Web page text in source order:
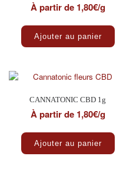
À partir de 1,80€/g
Ajouter au panier
CANNATONIC CBD 1g
À partir de 1,80€/g
Ajouter au panier